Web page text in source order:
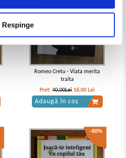
Respinge
Romeo Cretu - Viata merita
traita
Pret:40,00Lei 16,00 Lei
Adaugă în coș
-60%